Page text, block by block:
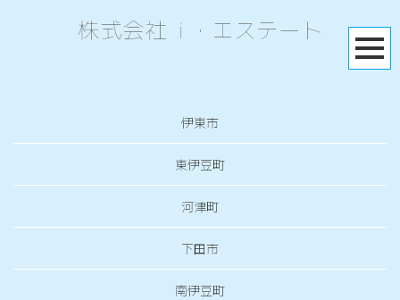
株式会社 i ・エステート
伊東市
東伊豆町
河津町
下田市
南伊豆町